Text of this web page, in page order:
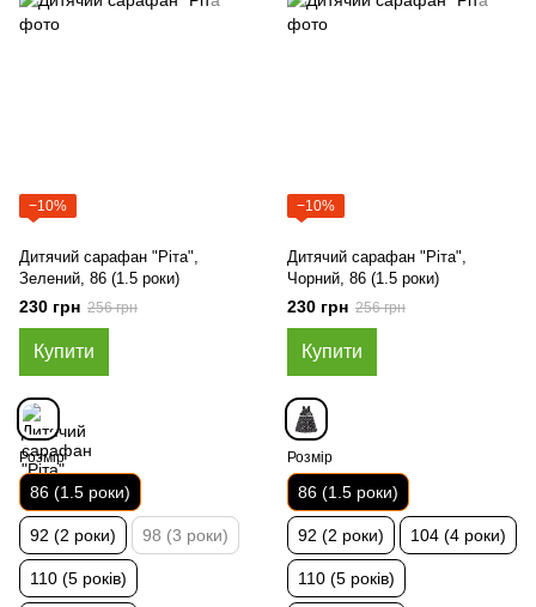
−10%
Дитячий сарафан "Ріта",
Зелений, 86 (1.5 роки)
230 грн 256 грн
Купити
Розмір
86 (1.5 роки)
92 (2 роки) 98 (3 роки)
110 (5 років)
−10%
Дитячий сарафан "Ріта",
Чорний, 86 (1.5 роки)
230 грн 256 грн
Купити
Розмір
86 (1.5 роки)
92 (2 роки) 104 (4 роки)
110 (5 років)